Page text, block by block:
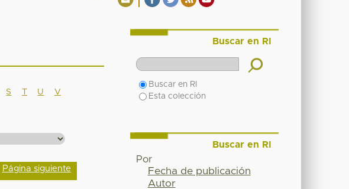
S T U
V
Página siguiente
Buscar en RI
Buscar en RI
Esta colección
Buscar en RI
Por
Fecha de publicación
Autor